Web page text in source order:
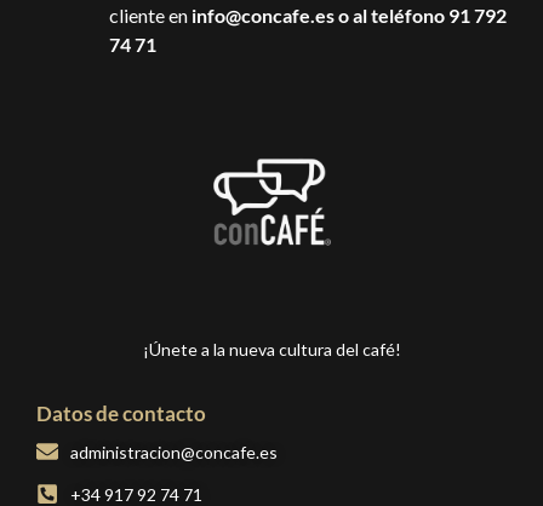
cliente en info@concafe.es o al teléfono 91 792
74 71
¡Únete a la nueva cultura del café!
Datos de contacto
administracion@concafe.es
+34 917 92 74 71